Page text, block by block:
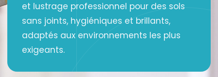
et lustrage professionnel pour des sols
sans joints, hygiéniques et brillants,
adaptés aux environnements les plus
exigeants.